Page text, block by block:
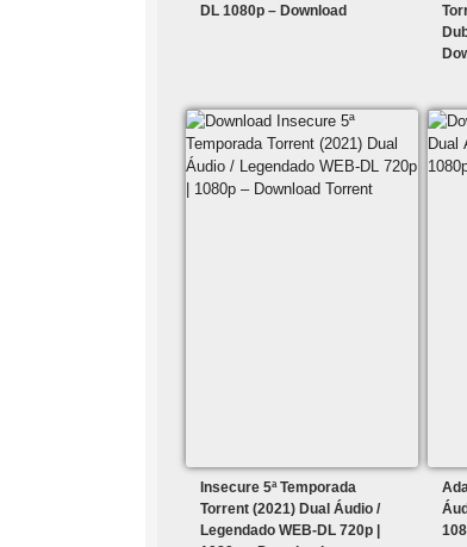
DL 1080p – Download
Insecure 5ª Temporada
Torrent (2021) Dual Áudio /
Legendado WEB-DL 720p |